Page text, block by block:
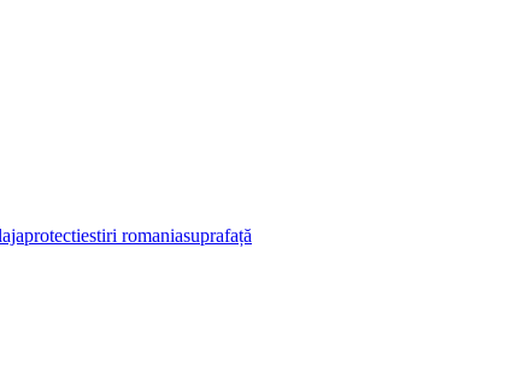
protectiestiri romaniasuprafață